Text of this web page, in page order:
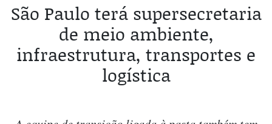
São Paulo terá supersecretaria
de meio ambiente,
infraestrutura, transportes e
logística